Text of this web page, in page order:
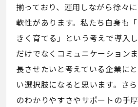
揃っており、運用しながら徐々
軟性があります。私たち自身も
きく育てる」という考えで導入
だけでなくコミュニケーション
長させたいと考えている企業に
い選択肢になると思います。さ
のわかりやすさやサポートの手